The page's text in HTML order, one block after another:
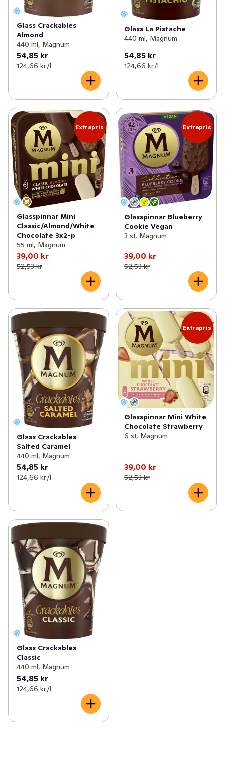
Glass Crackables
Almond
440 ml, Magnum
54,85 kr
124,66 kr /l
Glass La Pistache
440 ml, Magnum
54,85 kr
124,66 kr /l
Extrapris
Glasspinnar Mini
Classic/Almond/White
Chocolate 3x2-p
55 ml, Magnum
39,00 kr
52,53 kr
Extrapris
Glasspinnar Blueberry
Cookie Vegan
3 st, Magnum
39,00 kr
52,53 kr
Glass Crackables
Salted Caramel
440 ml, Magnum
54,85 kr
124,66 kr /l
Extrapris
Glasspinnar Mini White
Chocolate Strawberry
6 st, Magnum
39,00 kr
52,53 kr
Glass Crackables
Classic
440 ml, Magnum
54,85 kr
124,66 kr /l